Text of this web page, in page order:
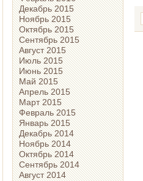
Декабрь 2015
Ноябрь 2015
Октябрь 2015
Сентябрь 2015
Август 2015
Июль 2015
Июнь 2015
Май 2015
Апрель 2015
Март 2015
Февраль 2015
Январь 2015
Декабрь 2014
Ноябрь 2014
Октябрь 2014
Сентябрь 2014
Август 2014